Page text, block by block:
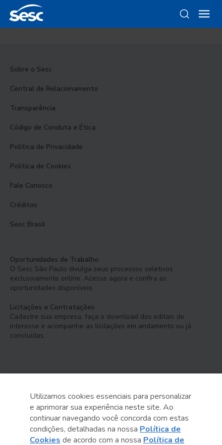
Sobre o Sesc
Central de Relacionamento
Transparência
Código de Conduta e Ética
Política de Privacidade
Política de Cookies
Fale Conosco
Créditos
Sesc Brasil
Oportunidades de Trabalho
O Sesc São Paulo divulga seus processos seletivos
exclusivamente online. Acesse agora e confira as
oportunidades disponíveis.
Licitações e Contratações
Cadastre sua empresa, faça o download dos editais de
interesse e acompanhe as licitações em andamento ou já
concluídas.
Serviço Social do Comércio
Administração Regional no Estado de São Paulo
Utilizamos cookies essenciais para personalizar
e aprimorar sua experiência neste site. Ao
continuar navegando você concorda com estas
condições, detalhadas na nossa Política de
Cookies de acordo com a nossa Política de